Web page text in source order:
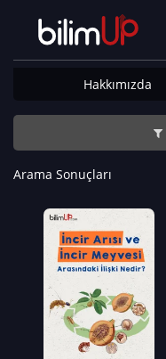
Hakkımızda
Arama Sonuçları